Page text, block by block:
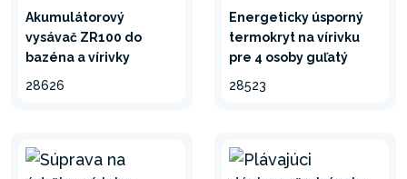
Akumulátorový
vysávač ZR100 do
bazéna a vírivky
28626
Energeticky úsporný
termokryt na vírivku
pre 4 osoby guľatý
28523